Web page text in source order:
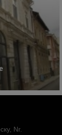
Nr.